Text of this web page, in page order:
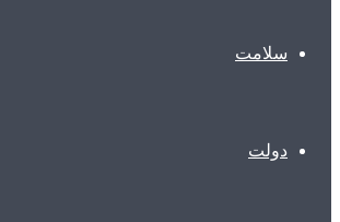
سلامت
دولت